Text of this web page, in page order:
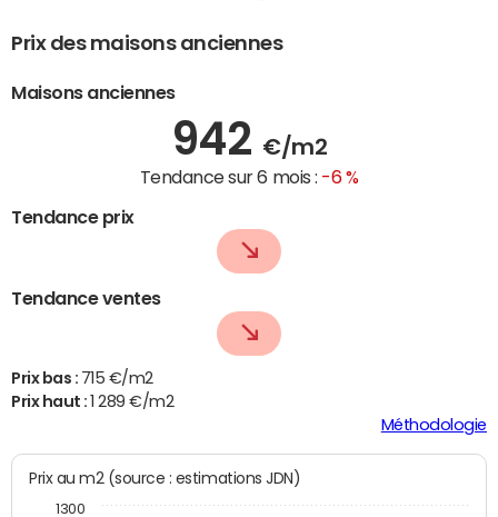
Prix des maisons anciennes
Maisons anciennes
942 €/m2
Tendance sur 6 mois : -6 %
Tendance prix
Tendance ventes
Prix bas : 715 €/m2
Prix haut :
1 289 €/m2
Méthodologie
Prix au m2 (source : estimations JDN)
1300